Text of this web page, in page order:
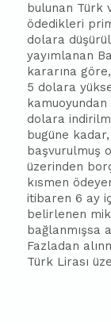
bulunan Türk
ödedikleri
dolara
yayımlanan
kararına
5 dolara
dolara
bugüne
başvurulmuş
üzerinden
kısmen
itibaren 6 ay
belirlenen
bağlanmışsa
Fazladan
Türk Lirası